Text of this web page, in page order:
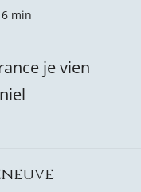
min
je vien